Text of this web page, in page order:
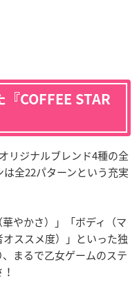
COFFEE STAR
リジナルブレンド4種の全
全22パターンという充実
やかさ）」「ボディ（マ
ススメ度）」といった独
まるで乙女ゲームのステ